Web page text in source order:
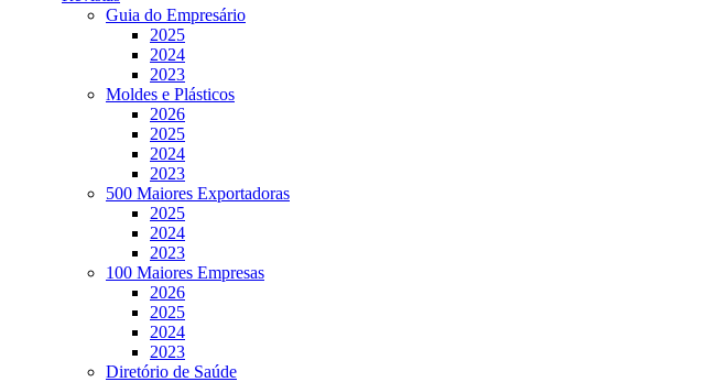
Guia do Empresário
2025
2024
2023
Moldes e Plásticos
2026
2025
2024
2023
500 Maiores Exportadoras
2025
2024
2023
100 Maiores Empresas
2026
2025
2024
2023
Diretório de Saúde